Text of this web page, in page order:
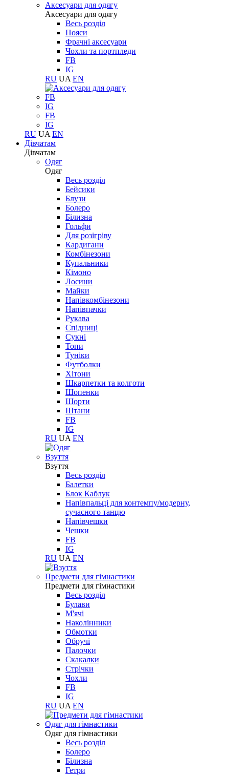
Aксесуари для одягу
Aксесуари для одягу
Весь розділ
Пояси
Фрачні аксесуари
Чохли та портпледи
FB
IG
RU UA EN
FB
IG
FB
IG
RU UA EN
Дівчатам
Дівчатам
Одяг
Одяг
Весь розділ
Бейсики
Блузи
Болеро
Білизна
Гольфи
Для розігріву
Кардигани
Комбінезони
Купальники
Кімоно
Лосини
Майки
Напівкомбінезони
Напівпачки
Рукава
Спідниці
Сукні
Топи
Туніки
Футболки
Хітони
Шкарпетки та колготи
Шопенки
Шорти
Штани
FB
IG
RU UA EN
Взуття
Взуття
Весь розділ
Балетки
Блок Каблук
Напівпальці для контемпу/модерну,
сучасного танцю
Напівчешки
Чешки
FB
IG
RU UA EN
Предмети для гімнастики
Предмети для гімнастики
Весь розділ
Булави
М'ячі
Наколінники
Обмотки
Обручі
Палочки
Скакалки
Стрічки
Чохли
FB
IG
RU UA EN
Одяг для гімнастики
Одяг для гімнастики
Весь розділ
Болеро
Білизна
Гетри